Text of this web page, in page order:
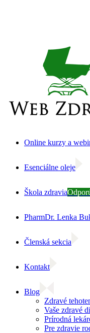
Online kurzy a
Esenciálne oleje
Škola zdravia
PharmDr. Lenka
Členská sekcia
Kontakt
Blog
Zdravé
Vaše zdravé
Prírodná
Pre zdravie